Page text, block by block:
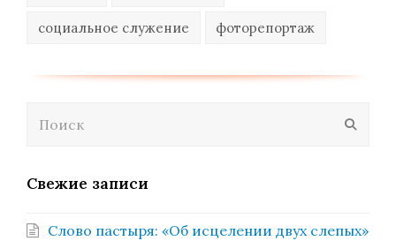
социальное служение фоторепортаж
Свежие записи
Слово пастыря: «Об исцелении двух слепых»